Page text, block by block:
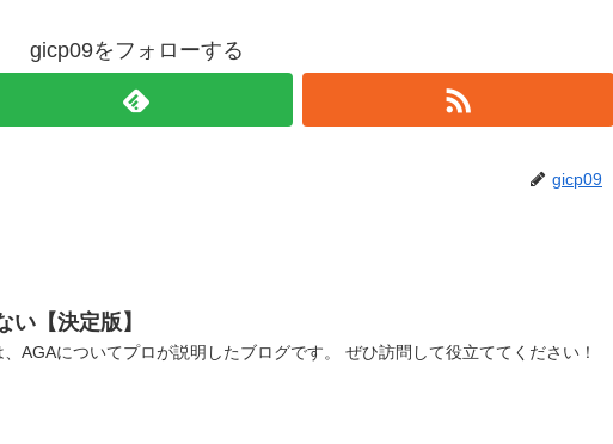
gicp09をフォローする
gicp09
【決定版】
AGAについてプロが説明したブログです。 ぜひ訪問して役立ててください！